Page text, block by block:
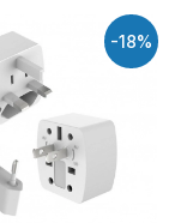
-18%